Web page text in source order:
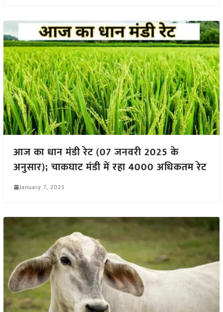
आज का धान मंडी रेट (07 जनवरी 2025 के
अनुसार); चाकघाट मंडी में रहा 4000 अधिकतम रेट
January 7, 2025